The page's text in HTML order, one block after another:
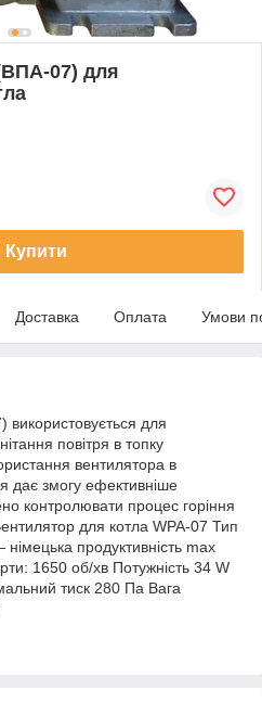
07) для
Купити
Доставка Оплата Умови
для
повітря в топку
вентилятора в
дає змогу ефективніше
контролювати процес горіння
для котла WPA-07 Тип
продуктивність max
1650 об/хв Потужність 34 W
тиск 280 Пa Вага